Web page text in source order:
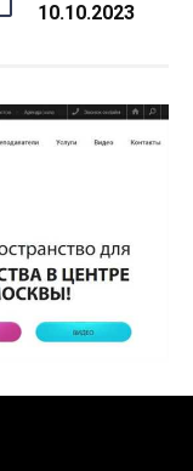
10.10.2023